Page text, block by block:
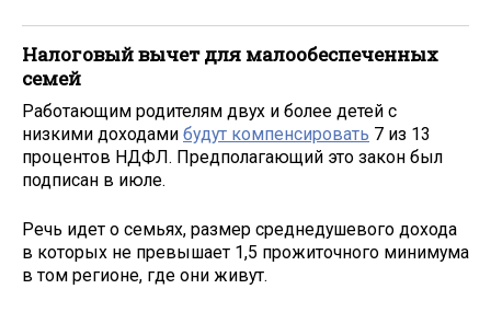
Налоговый вычет для малообеспеченных
семей
Работающим родителям двух и более детей с
низкими доходами будут компенсировать 7 из 13
процентов НДФЛ. Предполагающий это закон был
подписан в июле.
Речь идет о семьях, размер среднедушевого дохода
в которых не превышает 1,5 прожиточного минимума
в том регионе, где они живут.